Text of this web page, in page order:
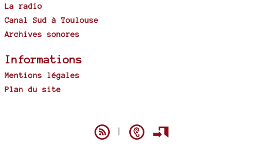
La radio
Canal Sud à Toulouse
Archives sonores
Informations
Mentions légales
Plan du site
|